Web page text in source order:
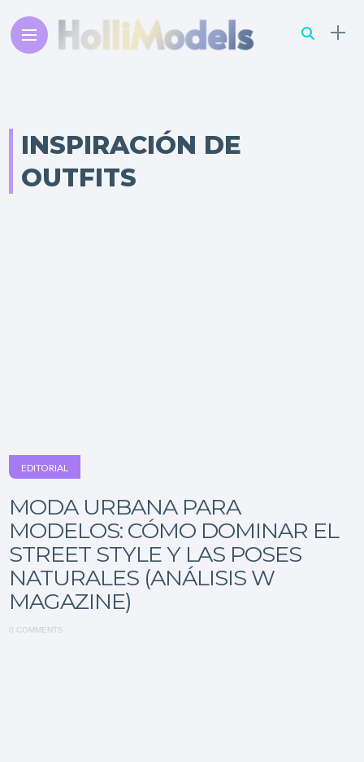
INSPIRACIÓN DE
OUTFITS
EDITORIAL
MODA URBANA PARA
MODELOS: CÓMO DOMINAR EL
STREET STYLE Y LAS POSES
NATURALES (ANÁLISIS W
MAGAZINE)
0 COMMENTS